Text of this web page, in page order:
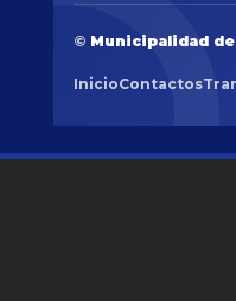
© Municipalidad de
InicioContactos